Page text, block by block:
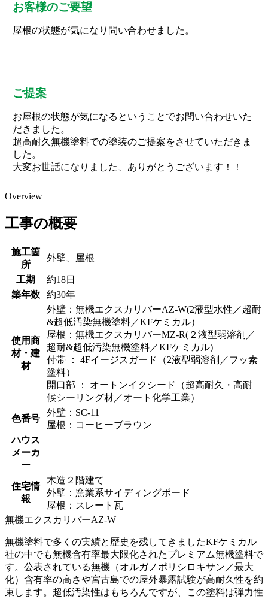
お客様のご要望
屋根の状態が気になり問い合わせました。
ご提案
お屋根の状態が気になるということでお問い合わせいた
だきました。
超高耐久無機塗料での塗装のご提案をさせていただきま
した。
大変お世話になりました、ありがとうございます！！
Overview
工事の概要
施工箇
所
外壁、屋根
工期
約18日
築年数
約30年
使用商
材・建
材
外壁：無機エクスカリバーAZ-W(2液型水性／超耐
&超低汚染無機塗料／KFケミカル）
屋根：無機エクスカリバーMZ-R(２液型弱溶剤／
超耐&超低汚染無機塗料／KFケミカル)
付帯 ： 4Fイージスガード（2液型弱溶剤／フッ素
塗料）
開口部 ： オートンイクシード（超高耐久・高耐
候シーリング材／オート化学工業）
色番号
外壁：SC-11
屋根：コーヒーブラウン
ハウス
メーカ
ー
住宅情
報
木造２階建て
外壁：窯業系サイディングボード
屋根：スレート瓦
無機エクスカリバーAZ-W
無機塗料で多くの実績と歴史を残してきましたKFケミカル
社の中でも無機含有率最大限化されたプレミアム無機塗料で
す。公表されている無機（オルガノポリシロキサン／最大
化）含有率の高さや宮古島での屋外暴露試験が高耐久性を約
束します。超低汚染性はもちろんですが、この塗料は弾力性